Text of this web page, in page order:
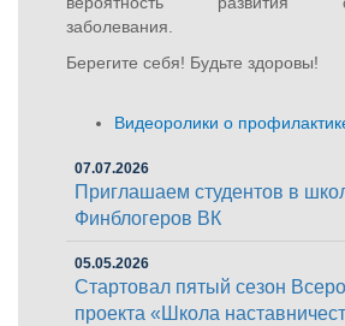
заболевания.
Берегите себя! Будьте здоровы!
Видеоролики о
07.07.2026
Приглашаем студентов в
Финблогеров ВК
05.05.2026
Стартовал пятый сезон
проекта «Школа